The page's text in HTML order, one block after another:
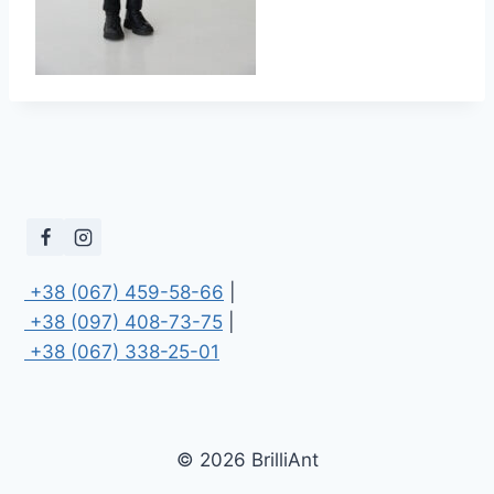
+38 (067) 459-58-66
+38 (097) 408-73-75
+38 (067) 338-25-01
© 2026 BrilliAnt